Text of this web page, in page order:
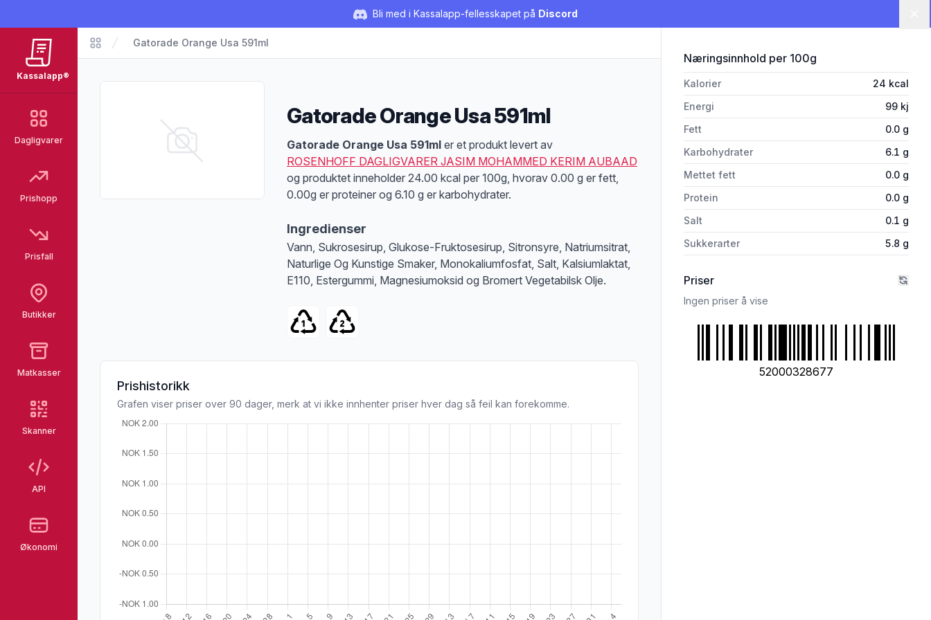
Bli med i Kassalapp-fellesskapet på Discord
Kassalapp®
Dagligvarer
Prishopp
Prisfall
Butikker
Matkasser
Skanner
API
Økonomi
Matvarer
Gatorade Orange Usa 591ml
Gatorade Orange Usa 591ml
Produktbeskrivelse
Gatorade Orange Usa 591ml er et produkt levert av
ROSENHOFF DAGLIGVARER JASIM MOHAMMED KERIM AUBAAD
og produktet inneholder 24.00 kcal per 100g, hvorav 0.00 g er fett,
0.00g er proteiner og 6.10 g er karbohydrater.
Ingredienser
Vann, Sukrosesirup, Glukose-Fruktosesirup, Sitronsyre, Natriumsitrat,
Naturlige Og Kunstige Smaker, Monokaliumfosfat, Salt, Kalsiumlaktat,
E110, Estergummi, Magnesiumoksid og Bromert Vegetabilsk Olje.
Prishistorikk
Grafen viser priser over 90 dager, merk at vi ikke innhenter priser hver dag så feil kan forekomme.
Næringsinnhold for 'Gatorade Orange Usa
per 100g
Kalorier 24 kcal
Energi
99 kj
Fett
0.0 g
Karbohydrater
6.1 g
Mettet fett
0.0 g
Protein
0.0 g
Salt
0.1 g
Sukkerarter
5.8 g
Priser
Ingen priser å vise
52000328677